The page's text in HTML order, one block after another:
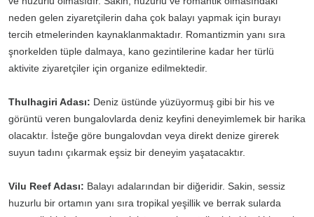
neden gelen ziyaretçilerin daha çok balayı yapmak için burayı
tercih etmelerinden kaynaklanmaktadır. Romantizmin yanı sıra
şnorkelden tüple dalmaya, kano gezintilerine kadar her türlü
aktivite ziyaretçiler için organize edilmektedir.
Thulhagiri Adası: Deniz üstünde yüzüyormuş gibi bir his ve
görüntü veren bungalovlarda deniz keyfini deneyimlemek bir harika
olacaktır. İsteğe göre bungalovdan veya direkt denize girerek
suyun tadını çıkarmak eşsiz bir deneyim yaşatacaktır.
Vilu Reef Adası: Balayı adalarından bir diğeridir. Sakin, sessiz
huzurlu bir ortamın yanı sıra tropikal yeşillik ve berrak sularda